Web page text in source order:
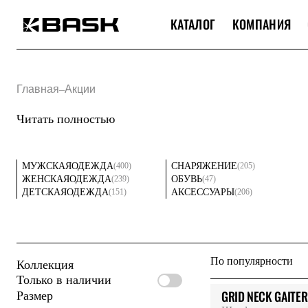
КАТАЛОГ КОМПАНИЯ
Утепленная пухом
Брюки
Утепленная синтетикой
Куртки
Брюки
Штормовая одежда
Брюки
Флисовая одежда
Куртки
Брюки
Главная–Акции
Читать полностью
МУЖСКАЯОДЕЖДА(400)
ЖЕНСКАЯОДЕЖДА(239)
ДЕТСКАЯОДЕЖДА(151)
СНАРЯЖЕНИЕ(205)
ОБУВЬ(47)
АКСЕССУАРЫ(206)
Коллекция
Только в наличии
Размер
По популярности
GRID NECK